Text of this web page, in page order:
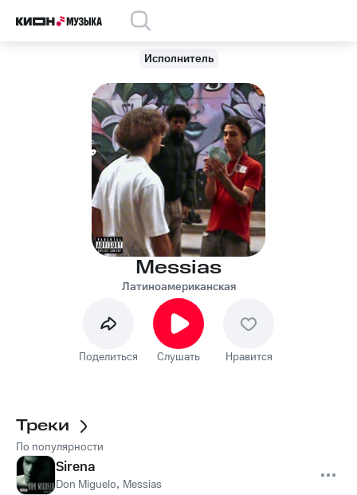
Исполнитель
Messias
Латиноамериканская
Поделиться Слушать Нравится
Треки
По популярности
Sirena
Don Miguelo, Messias